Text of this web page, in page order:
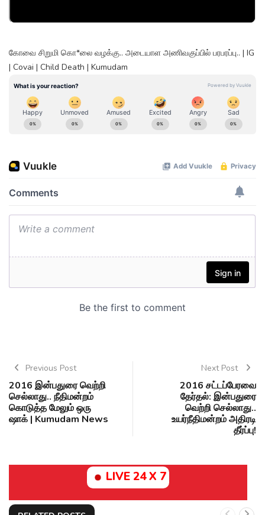
கோவை சிறுமி கொ*லை வழக்கு.. அடையாள அணிவகுப்பில் பரபரப்பு.. | IG
| Covai | Child Death | Kumudam
Previous Post
2016 இன்பதுரை வெற்றி
செல்லாது.. நீதிமன்றம்
கொடுத்த மேலும் ஒரு
ஷாக் | Kumudam News
Next Post
2016 சட்டப்பேரவை
தேர்தல்: இன்பதுரை
வெற்றி செல்லாது..
உயர்நீதிமன்றம் அதிரடி
தீர்ப்பு!
LIVE 24 X 7